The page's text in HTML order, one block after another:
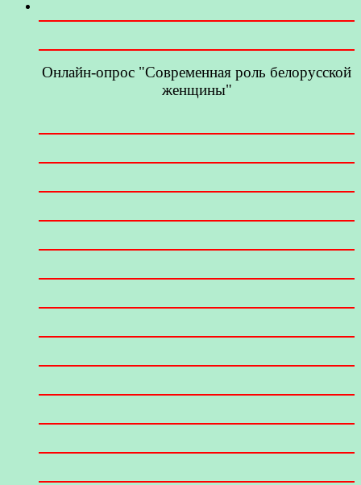
Онлайн-опрос "Современная роль белорусской
женщины"